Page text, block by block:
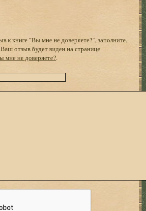
к книге "Вы мне не доверяете?", заполните,
отзыв будет виден на странице
мне не доверяете?.